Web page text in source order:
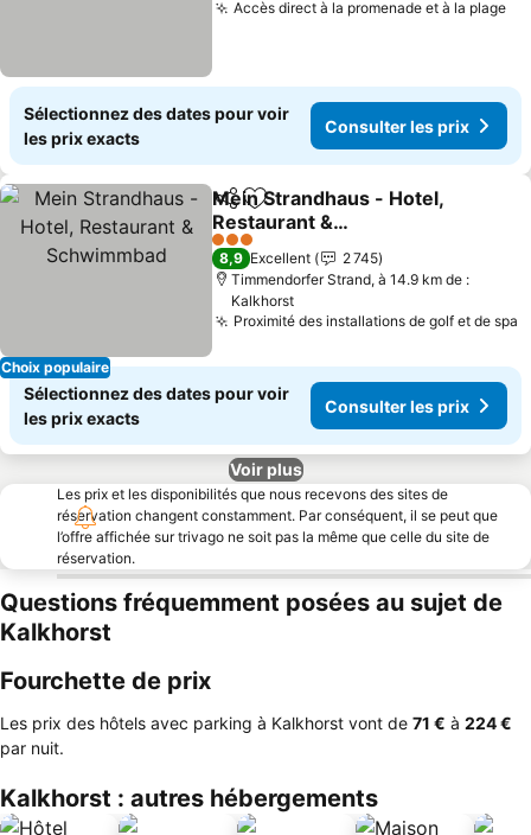
Accès direct à la promenade et à la plage
Sélectionnez des dates pour voir
les prix exacts
Consulter les prix
Choix populaire
PartagerAjouter à mes favoris
Mein Strandhaus - Hotel,
Restaurant &
Schwimmbad
Consulter les prix
3 Étoiles
8,9 Excellent
2 745
Timmendorfer Strand, à 14.9 km de :
Kalkhorst
Proximité des installations de golf et de spa
Sélectionnez des dates pour voir
les prix exacts
Consulter les prix
Voir plus
Les prix et les disponibilités que nous recevons des sites de
réservation changent constamment. Par conséquent, il se peut que
l’offre affichée sur trivago ne soit pas la même que celle du site de
réservation.
Questions fréquemment posées au sujet de
Kalkhorst
Fourchette de prix
Les prix des hôtels avec parking à Kalkhorst vont de ‎71 € à ‎224 €
par nuit.
Kalkhorst : autres hébergements